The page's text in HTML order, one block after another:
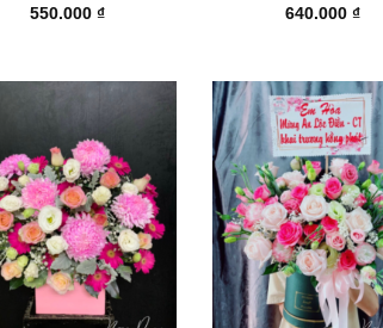
550.000 ₫
640.000 ₫